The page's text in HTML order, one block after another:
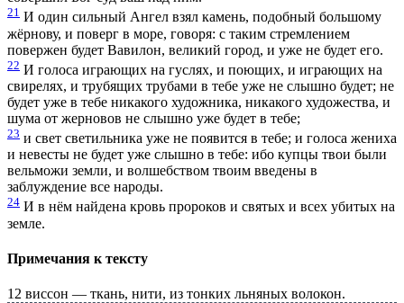
21 И один сильный Ангел взял камень, подобный большому
жёрнову, и поверг в море, говоря: с таким стремлением
повержен будет Вавилон, великий город, и уже не будет его.
22 И голоса играющих на гуслях, и поющих, и играющих на
свирелях, и трубящих трубами в тебе уже не слышно будет; не
будет уже в тебе никакого художника, никакого художества, и
шума от жерновов не слышно уже будет в тебе;
23 и свет светильника уже не появится в тебе; и голоса жениха
и невесты не будет уже слышно в тебе: ибо купцы твои были
вельможи земли, и волшебством твоим введены в
заблуждение все народы.
24 И в нём найдена кровь пророков и святых и всех убитых на
земле.
Примечания к тексту
12 виссон — ткань, нити, из тонких льняных волокон.